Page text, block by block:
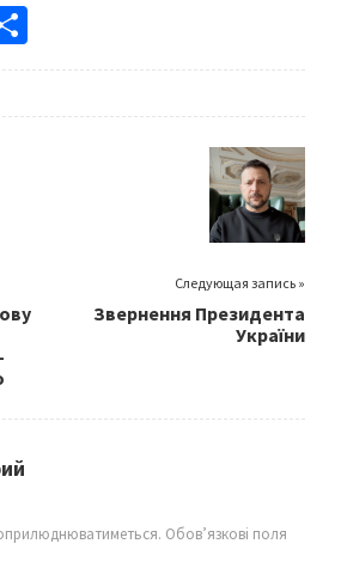
h
Следующая запись »
Звернення Президента
України
Обов’язкові поля